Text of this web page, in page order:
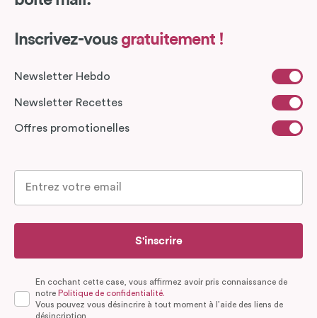
Inscrivez-vous gratuitement !
Newsletter Hebdo
Newsletter Recettes
Offres promotionelles
S'inscrire
En cochant cette case, vous affirmez avoir pris connaissance de
notre Politique de confidentialité.
Vous pouvez vous désincrire à tout moment à l’aide des liens de
désincription